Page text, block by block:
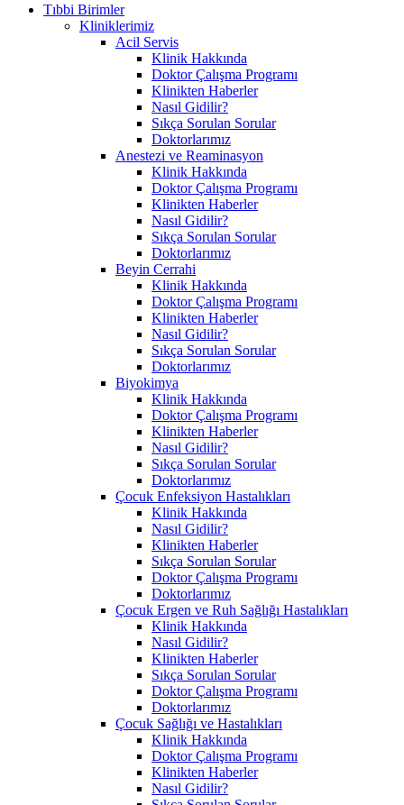
Tıbbi Birimler
Kliniklerimiz
Acil Servis
Klinik Hakkında
Doktor Çalışma Programı
Klinikten Haberler
Nasıl Gidilir?
Sıkça Sorulan Sorular
Doktorlarımız
Anestezi ve Reaminasyon
Klinik Hakkında
Doktor Çalışma Programı
Klinikten Haberler
Nasıl Gidilir?
Sıkça Sorulan Sorular
Doktorlarımız
Beyin Cerrahi
Klinik Hakkında
Doktor Çalışma Programı
Klinikten Haberler
Nasıl Gidilir?
Sıkça Sorulan Sorular
Doktorlarımız
Biyokimya
Klinik Hakkında
Doktor Çalışma Programı
Klinikten Haberler
Nasıl Gidilir?
Sıkça Sorulan Sorular
Doktorlarımız
Çocuk Enfeksiyon Hastalıkları
Klinik Hakkında
Nasıl Gidilir?
Klinikten Haberler
Sıkça Sorulan Sorular
Doktor Çalışma Programı
Doktorlarımız
Çocuk Ergen ve Ruh Sağlığı Hastalıkları
Klinik Hakkında
Nasıl Gidilir?
Klinikten Haberler
Sıkça Sorulan Sorular
Doktor Çalışma Programı
Doktorlarımız
Çocuk Sağlığı ve Hastalıkları
Klinik Hakkında
Doktor Çalışma Programı
Klinikten Haberler
Nasıl Gidilir?